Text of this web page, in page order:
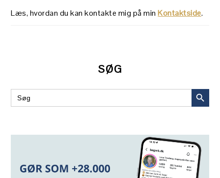
Læs, hvordan du kan kontakte mig på minKontaktside.
SØG
Search
for:
SEARCH